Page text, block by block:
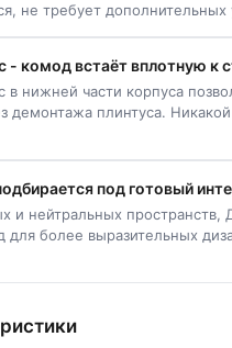
не требует
- комод встаёт вплотную к
в нижней части корпуса
демонтажа плинтуса.
под готовый
и нейтральных
для более выразительных